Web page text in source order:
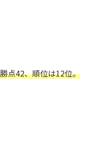
点42、順位は12位。